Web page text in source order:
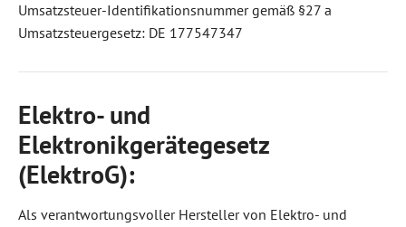
Umsatzsteuer-Identifikationsnummer gemäß §27 a
Umsatzsteuergesetz: DE 177547347
Elektro- und
Elektronikgerätegesetz
(ElektroG):
Als verantwortungsvoller Hersteller von Elektro- und